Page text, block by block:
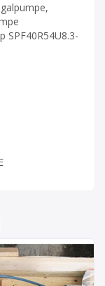
SPF40R54U8.3-